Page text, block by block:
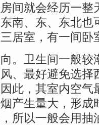
间就会经历一整
南、东、东北也
居室，有一间卧
。卫生间一般较
、最好避免选择
此，其室内空气
产生量大，形成
所以一般会用抽